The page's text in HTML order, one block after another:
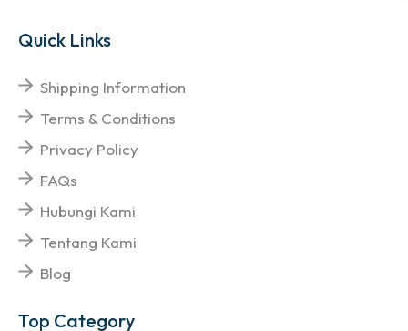
Quick Links
Shipping Information
Terms & Conditions
Privacy Policy
FAQs
Hubungi Kami
Tentang Kami
Blog
Top Category